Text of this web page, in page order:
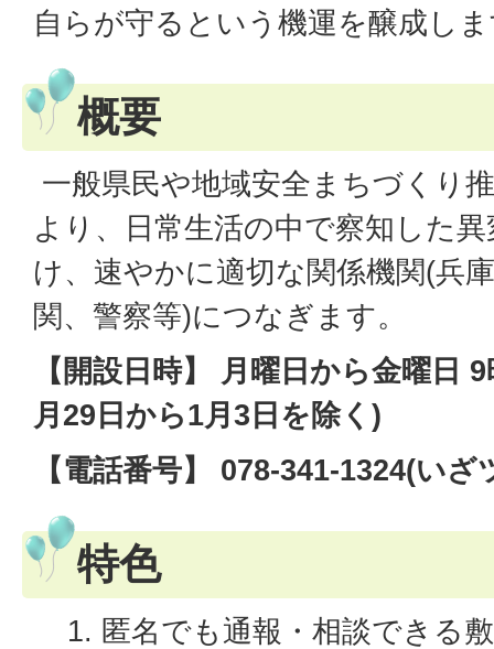
自らが守るという機運を醸成し
概要
一般県民や地域安全まちづくり
より、日常生活の中で察知した
け、速やかに適切な関係機関(兵
関、警察等)につなぎます。
【開設日時】 月曜日から金曜日
月29日から1月3日を除く)
【電話番号】 078-341-1324(いざ
特色
匿名でも通報・相談できる